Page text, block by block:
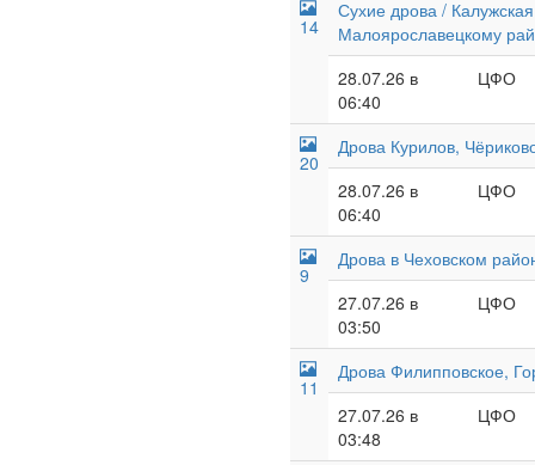
14
Сухие дрова /
Малоярославецкому
28.07.26 в
06:40
ЦФО
20
Дрова Курилов,
28.07.26 в
06:40
ЦФО
9
Дрова в Чеховском
27.07.26 в
03:50
ЦФО
11
Дрова Филипповское,
27.07.26 в
03:48
ЦФО